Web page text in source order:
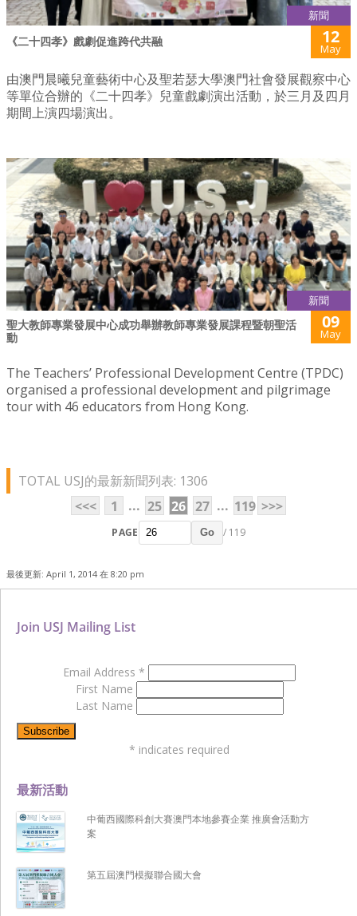
新聞
《二十四孝》戲劇促進跨代共融 12
May
由澳門晨曦兒童藝術中心及聖若瑟大學澳門社會發展觀察中心
等單位合辦的《二十四孝》兒童戲劇演出活動，於三月及四月
期間上演四場演出。
新聞
聖大教師專業發展中心成功舉辦教師專業發展課程暨朝聖活
動
09
May
The Teachers’ Professional Development Centre (TPDC)
organised a professional development and pilgrimage
tour with 46 educators from Hong Kong.
TOTAL USJ的最新新聞列表: 1306
<<<
1 ... 25 26 27 ... 119 >>>
PAGE Go / 119
最後更新: April 1, 2014 在 8:20 pm
最新活動
中葡西國際科創大賽澳門本地參賽企業 推廣會活動方
案
第五屆澳門模擬聯合國大會
Join USJ Mailing List
Email Address *
First Name
Last Name
* indicates required